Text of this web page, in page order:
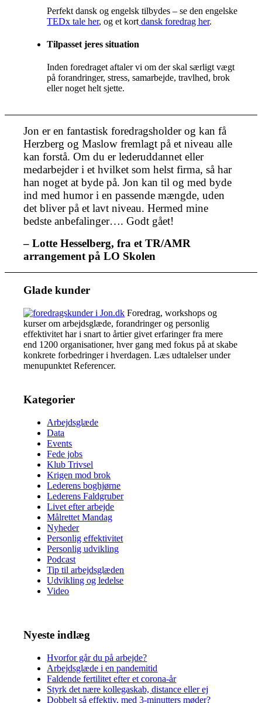
Perfekt dansk og engelsk tilbydes – se den engelske
TEDx tale her, og et kort dansk foredrag her.
Tilpasset jeres situation
Inden foredraget aftaler vi om der skal særligt vægt
på forandringer, stress, samarbejde, travlhed, brok
eller noget helt sjette.
Jon er en fantastisk foredragsholder og kan få
Herzberg og Maslow fremlagt på et niveau alle
kan forstå. Om du er lederuddannet eller
medarbejder i et hvilket som helst firma, så har
han noget at byde på. Jon kan til og med byde
ind med humor i en passende mængde, uden
det bliver på et lavt niveau. Hermed mine
bedste anbefalinger…. Godt gået!
– Lotte Hesselberg, fra et TR/AMR
arrangement på LO Skolen
Glade kunder
Foredrag, workshops og
kurser om arbejdsglæde, forandringer og personlig
effektivitet har i snart to årtier givet erfaringer fra mere
end 1200 organisationer, hver gang med fokus på at skabe
konkrete forbedringer i hverdagen. Læs udtalelser under
menupunktet Referencer.
Kategorier
Arbejdsglæde
Data
Events
Fede jobs
Klub Trivsel
Krigen mod brok
Lederens boghjørne
Lederens Faldgruber
Livet efter arbejde
Målrettet Mandag
Nyheder
Personlig effektivitet
Personlig udvikling
Podcast
Tip til arbejdsglæden
Udvikling og ledelse
Video
Nyeste indlæg
Hvorfor går du på arbejde?
Arbejdsglæde i en pandemitid
Faldende fertilitet efter et corona-år
Styrk det nære kollegaskab, distance eller ej
Dobbelt så effektiv, med 3-minutters møder?